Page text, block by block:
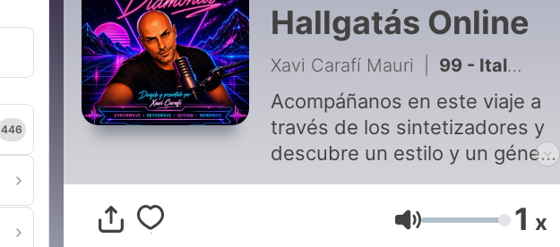
446
Hallgatás Online
Xavi Carafí Mauri 99 - Italo Disco Tracks Vol.2
Acompáñanos en este viaje a
través de los sintetizadores y
descubre un estilo y un género
que poco a poco se va
asentando de nuevo en
nuestra sociedad musical.
Hangerő 1 x